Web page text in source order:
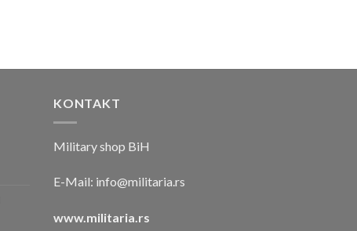
KONTAKT
Military shop BiH
E-Mail: info@militaria.rs
www.militaria.rs